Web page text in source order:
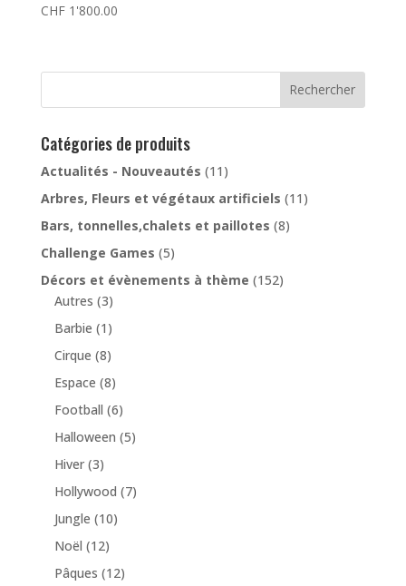
CHF1'800.00
Rechercher
Catégories de produits
Actualités - Nouveautés (11)
Arbres, Fleurs et végétaux artificiels (11)
Bars, tonnelles,chalets et paillotes (8)
Challenge Games (5)
Décors et évènements à thème (152)
Autres (3)
Barbie (1)
Cirque (8)
Espace (8)
Football (6)
Halloween (5)
Hiver (3)
Hollywood (7)
Jungle (10)
Noël (12)
Pâques (12)